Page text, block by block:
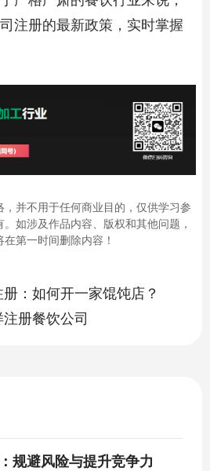
注册的最新政策，实时掌握
并不用于任何商业目的，仅供学习参
如涉及作品内容、版权和其他问题，
第一时间删除内容！
：如何开一家馄饨店？
册餐饮公司
规避风险与提升竞争力